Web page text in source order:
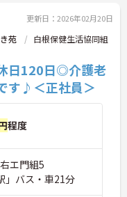
更新日：2026年02月20日
苑
白根保健生活協同組
日120日◎介護老
す♪＜正社員＞
程度
エ門組5
」バス・車21分